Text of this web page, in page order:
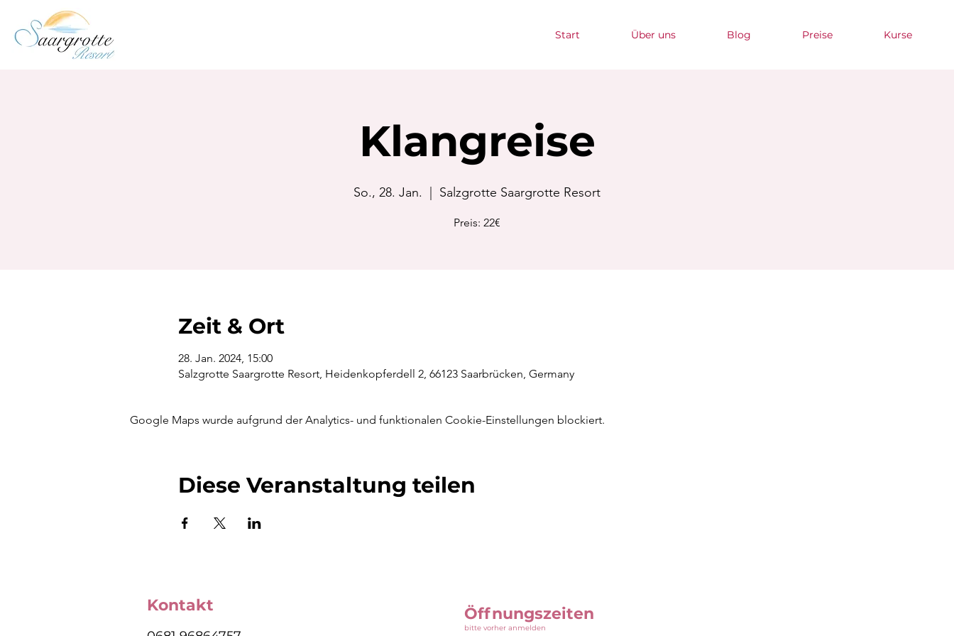
Start Über uns Blog Preise Kurse
Klangreise
So., 28. Jan. Salzgrotte Saargrotte Resort
Preis: 22€
Zeit & Ort
28. Jan. 2024, 15:00
Salzgrotte Saargrotte Resort, Heidenkopferdell 2, 66123 Saarbrücken, Germany
Google Maps wurde aufgrund der Analytics- und funktionalen Cookie-Einstellungen blockiert.
Diese Veranstaltung teilen
Kontakt Öffnungszeiten
bitte vorher anmelden